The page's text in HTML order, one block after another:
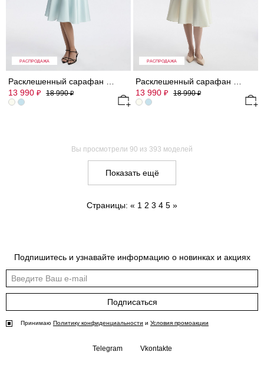
РАСПРОДАЖА
13 990 ₽ 18 990₽
РАСПРОДАЖА
13 990 ₽ 18 990₽
Вы просмотрели 90 из 393 моделей
Показать ещё
Страницы: « 1 2 3 4 5 »
Подпишитесь и узнавайте информацию о новинках и акциях
Подписаться
Принимаю Политику конфиденциальности и Условия промоакции
Telegram Vkontakte